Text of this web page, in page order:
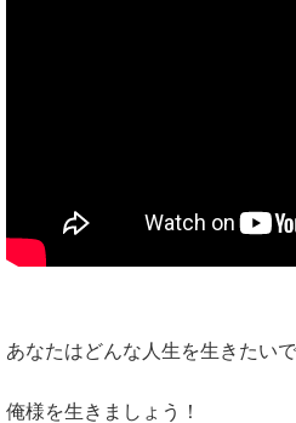
あなたはどんな人生を生きたい
俺様を生きましょう！